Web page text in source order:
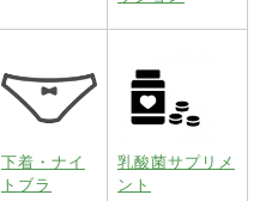
下着・ナイ
トブラ
乳酸菌サプリメ
ント